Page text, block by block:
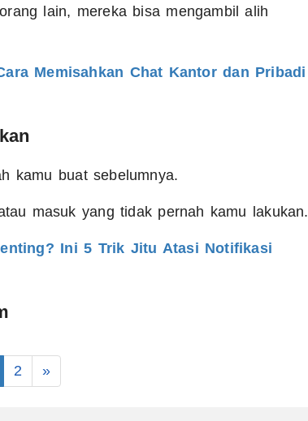
lain, mereka bisa mengambil alih
Memisahkan Chat Kantor dan Pribadi
kamu buat sebelumnya.
masuk yang tidak pernah kamu lakukan.
Ini 5 Trik Jitu Atasi Notifikasi
2 »